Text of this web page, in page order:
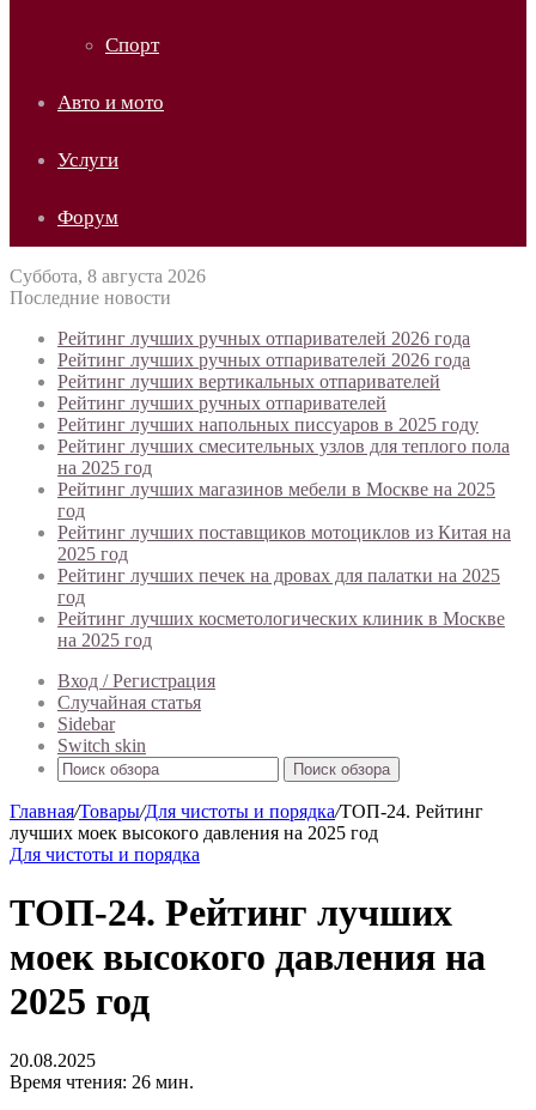
Спорт
Авто и мото
Услуги
Форум
Суббота, 8 августа 2026
Последние новости
Рейтинг лучших ручных отпаривателей 2026 года
Рейтинг лучших ручных отпаривателей 2026 года
Рейтинг лучших вертикальных отпаривателей
Рейтинг лучших ручных отпаривателей
Рейтинг лучших напольных писсуаров в 2025 году
Рейтинг лучших смесительных узлов для теплого пола
на 2025 год
Рейтинг лучших магазинов мебели в Москве на 2025
год
Рейтинг лучших поставщиков мотоциклов из Китая на
2025 год
Рейтинг лучших печек на дровах для палатки на 2025
год
Рейтинг лучших косметологических клиник в Москве
на 2025 год
Вход / Регистрация
Случайная статья
Sidebar
Switch skin
Поиск обзора
Главная/Товары/Для чистоты и порядка/ТОП-24. Рейтинг
лучших моек высокого давления на 2025 год
Для чистоты и порядка
ТОП-24. Рейтинг лучших
моек высокого давления на
2025 год
20.08.2025
Время чтения: 26 мин.